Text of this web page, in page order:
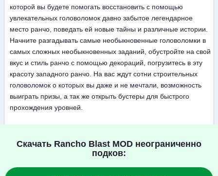
которой вы будете помогать восстановить с помощью
увлекательных головоломок давно забытое легендарное
место ранчо, поведать ей новые тайны и различные истории.
Начните разгадывать самые необыкновенные головоломки в
самых сложных необыкновенных заданий, обустройте на свой
вкус и стиль ранчо с помощью декораций, погрузитесь в эту
красоту западного ранчо. На вас ждут сотни строительных
головоломок о которых вы даже и не мечтали, возможность
выиграть призы, а так же открыть бустеры для быстрого
прохождения уровней.
Скачать Rancho Blast MOD неограниченно
подков: